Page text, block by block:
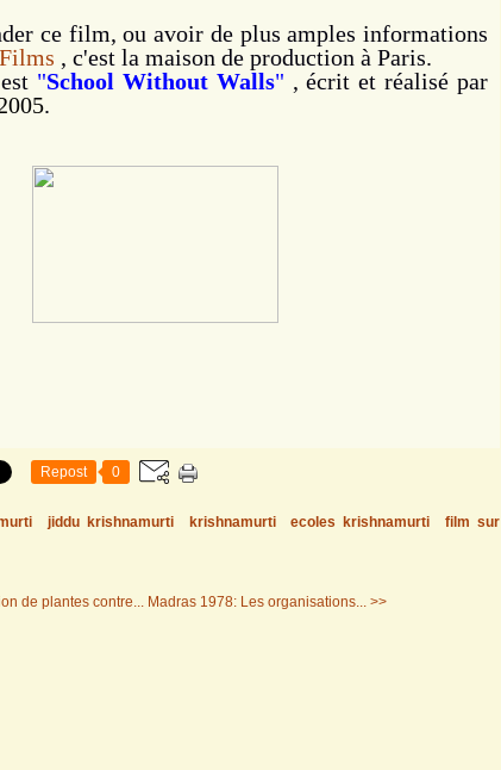
ce film, ou avoir de plus amples informations
, c'est la maison de production à Paris.
"School Without Walls" , écrit et réalisé par
.
Repost 0
jiddu krishnamurti krishnamurti ecoles krishnamurti
film sur
de plantes contre... Madras 1978: Les organisations... >>